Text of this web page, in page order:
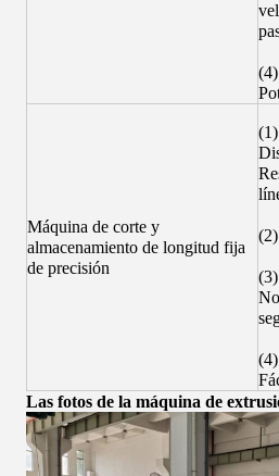
Máquina de corte y
almacenamiento de longitud fija
de precisión
Las fotos de la máquina de